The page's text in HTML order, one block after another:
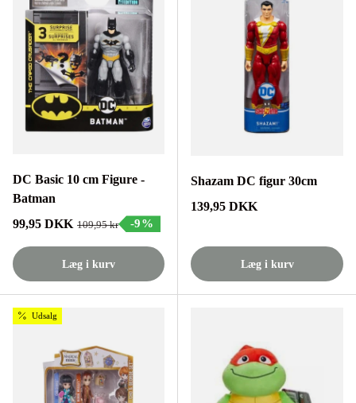
DC Basic 10 cm Figure -
Batman
Tilbudspris
99,95 DKK Normalpris
109,95 kr -9%
Læg i kurv
Shazam DC figur 30cm
Normalpris
139,95 DKK
Læg i kurv
Udsalg